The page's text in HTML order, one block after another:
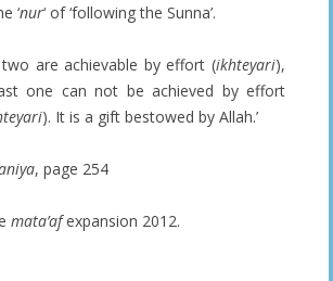
‘nur‘ of ‘following the Sunna’.
are achievable by effort (ikhteyari),
one can not be achieved by effort
). It is a gift bestowed by Allah.’
, page 254
mata’afexpansion 2012.